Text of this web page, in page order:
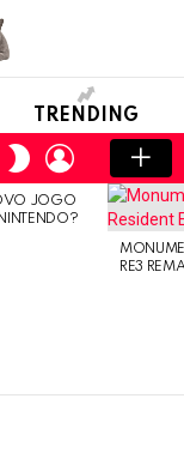
TRENDING
SWITCH
SKIN
LOGIN
JOGO
RE3